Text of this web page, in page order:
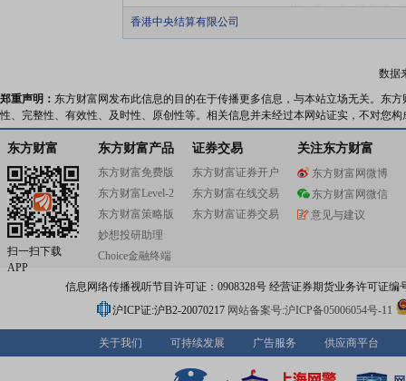
香港中央结算有限公司
数据
郑重声明： 东方财富网发布此信息的目的在于传播更多信息，与本站立场无关。东
性、完整性、有效性、及时性、原创性等。相关信息并未经过本网站证实，不对您
东方财富
扫一扫下载
APP
东方财富产品
东方财富免费版
东方财富Level-2
东方财富策略版
妙想投研助理
Choice金融终端
证券交易
东方财富证券开户
东方财富在线交易
东方财富证券交易
关注东方财富
东方财富网微博
东方财富网微信
意见与建议
信息网络传播视听节目许可证：0908328号 经营证券期货业务许可证编
沪ICP证:沪B2-20070217 网站备案号:沪ICP备05006054号-11
关于我们 可持续发展 广告服务 供应商平台